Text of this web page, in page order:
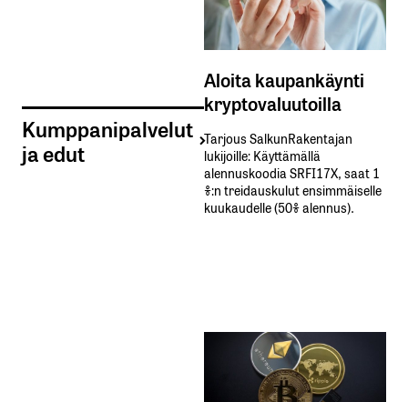
Kumppanipalvelut
ja edut
Aloita kaupankäynti
kryptovaluutoilla
Tarjous SalkunRakentajan
lukijoille: Käyttämällä​ ​
alennuskoodia​ ​SRFI17X,​ ​saat​ ​1
%:n treidauskulut​ ​ensimmäiselle​ ​
kuukaudelle​ ​(50%​ ​alennus).